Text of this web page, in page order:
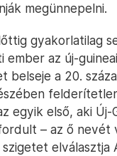
megünnepelni.
gyakorlatilag
ember az új-
belseje a 20.
egyik első, aki Új-
– az ő nevét
elválasztja